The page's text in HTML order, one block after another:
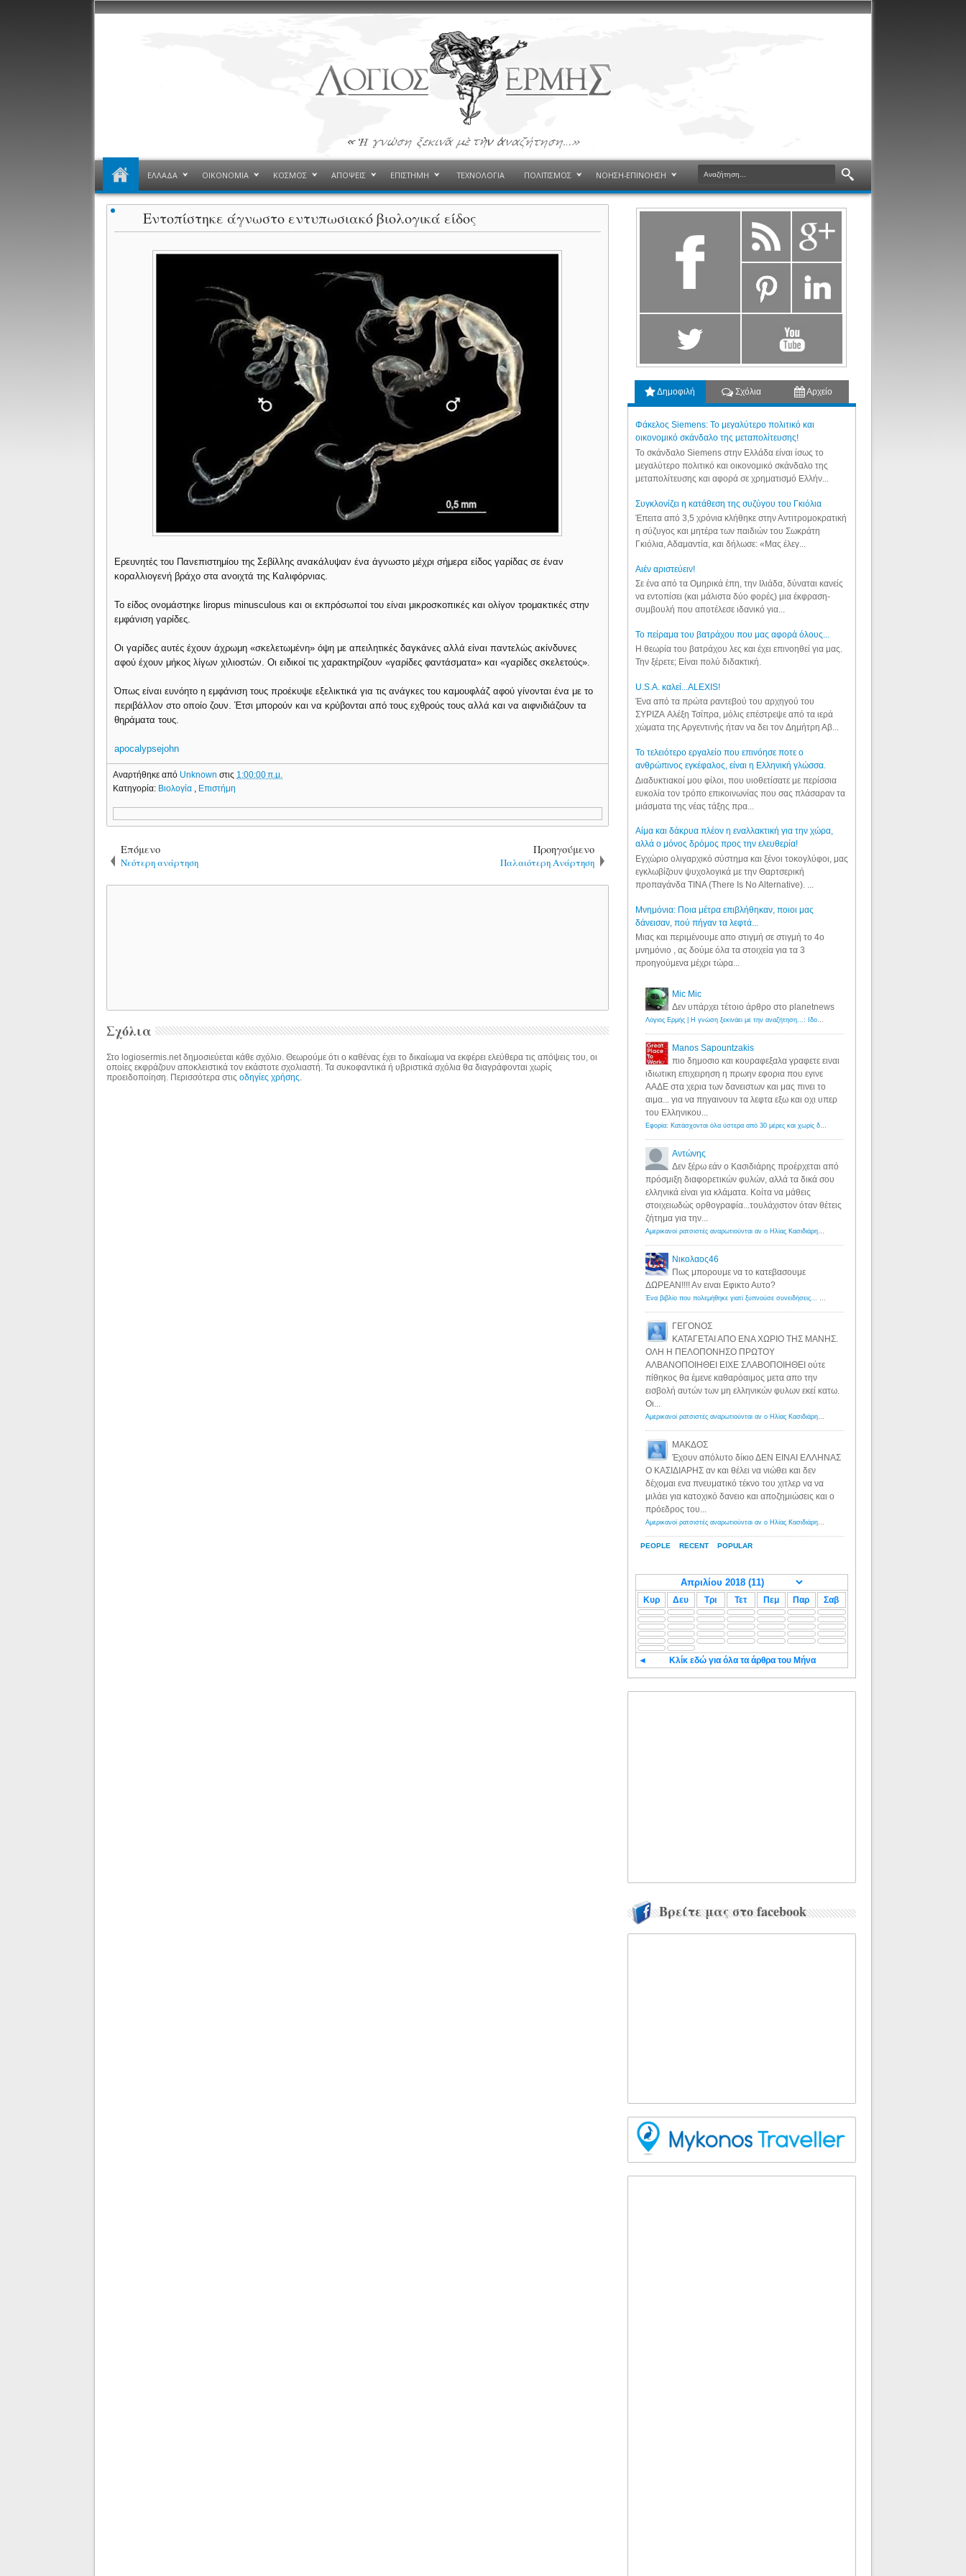
ΕΛΛΑΔΑ ΟΙΚΟΝΟΜΙΑ ΚΟΣΜΟΣ ΑΠΟΨΕΙΣ ΕΠΙΣΤΗΜΗ ΤΕΧΝΟΛΟΓΙΑ ΠΟΛΙΤΙΣΜΟΣ ΝΟΗΣΗ-ΕΠΙΝΟΗΣΗ
Εντοπίστηκε άγνωστο εντυπωσιακό βιολογικά είδος
Ερευνητές του Πανεπιστημίου της Σεβίλλης ανακάλυψαν ένα άγνωστο μέχρι σήμερα είδος γαρίδας σε έναν
κοραλλιογενή βράχο στα ανοιχτά της Καλιφόρνιας.
Το είδος ονομάστηκε liropus minusculous και οι εκπρόσωποί του είναι μικροσκοπικές και ολίγον τρομακτικές στην
εμφάνιση γαρίδες.
Οι γαρίδες αυτές έχουν άχρωμη «σκελετωμένη» όψη με απειλητικές δαγκάνες αλλά είναι παντελώς ακίνδυνες
αφού έχουν μήκος λίγων χιλιοστών. Οι ειδικοί τις χαρακτηρίζουν «γαρίδες φαντάσματα» και «γαρίδες σκελετούς».
Όπως είναι ευνόητο η εμφάνιση τους προέκυψε εξελικτικά για τις ανάγκες του καμουφλάζ αφού γίνονται ένα με το
περιβάλλον στο οποίο ζουν. Έτσι μπορούν και να κρύβονται από τους εχθρούς τους αλλά και να αιφνιδιάζουν τα
θηράματα τους.
apocalypsejohn
Αναρτήθηκε από Unknownστις 1:00:00 π.μ.
Κατηγορία: Βιολογία Επιστήμη
Επόμενο
Νεότερη ανάρτηση
Προηγούμενο
Παλαιότερη Ανάρτηση
Σχόλια
Στο logiosermis.net δημοσιεύεται κάθε σχόλιο. Θεωρούμε ότι ο καθένας έχει το δικαίωμα να εκφέρει ελεύθερα τις απόψεις του, οι
οποίες εκφράζουν αποκλειστικά τον εκάστοτε σχολιαστή. Τα συκοφαντικά ή υβριστικά σχόλια θα διαγράφονται χωρίς
προειδοποίηση. Περισσότερα στιςοδηγίες χρήσης
Δημοφιλή Σχόλια Αρχείο
Φάκελος Siemens: Το μεγαλύτερο πολιτικό και
οικονομικό σκάνδαλο της μεταπολίτευσης!
Το σκάνδαλο Siemens στην Ελλάδα είναι ίσως το
μεγαλύτερο πολιτικό και οικονομικό σκάνδαλο της
μεταπολίτευσης και αφορά σε χρηματισμό Ελλήν...
Συγκλονίζει η κατάθεση της συζύγου του Γκιόλια
Έπειτα από 3,5 χρόνια κλήθηκε στην Αντιτρομοκρατική
η σύζυγος και μητέρα των παιδιών του Σωκράτη
Γκιόλια, Αδαμαντία, και δήλωσε: «Μας έλεγ...
Aιέν αριστεύειν!
Σε ένα από τα Ομηρικά έπη, την Ιλιάδα, δύναται κανείς
να εντοπίσει (και μάλιστα δύο φορές) μια έκφραση-
συμβουλή που αποτέλεσε ιδανικό για...
Το πείραμα του βατράχου που μας αφορά όλους...
Η θεωρία του βατράχου λες και έχει επινοηθεί για μας.
Την ξέρετε; Είναι πολύ διδακτική.
U.S.A. καλεί...ALEXIS!
Ένα από τα πρώτα ραντεβού του αρχηγού του
ΣΥΡΙΖΑ Αλέξη Τσίπρα, μόλις επέστρεψε από τα ιερά
χώματα της Αργεντινής ήταν να δει τον Δημήτρη Αβ...
Το τελειότερο εργαλείο που επινόησε ποτε ο
ανθρώπινος εγκέφαλος, είναι η Ελληνική γλώσσα.
Διαδυκτιακοί μου φίλοι, που υιοθετίσατε με περίσσια
ευκολία τον τρόπο επικοινωνίας που σας πλάσαραν τα
μιάσματα της νέας τάξης πρα...
Αίμα και δάκρυα πλέον η εναλλακτική για την χώρα,
αλλά ο μόνος δρόμος προς την ελευθερία!
Εγχώριο ολιγαρχικό σύστημα και ξένοι τοκογλύφοι, μας
εγκλωβίζουν ψυχολογικά με την Θαρτσερική
προπαγάνδα TINA (There Is No Alternative). ...
Μνημόνια: Ποια μέτρα επιβλήθηκαν, ποιοι μας
δάνεισαν, πού πήγαν τα λεφτά...
Μιας και περιμένουμε απο στιγμή σε στιγμή το 4ο
μνημόνιο , ας δούμε όλα τα στοιχεία για τα 3
προηγούμενα μέχρι τώρα...
PEOPLE RECENT POPULAR
Mic Mic
Δεν υπάρχει τέτοιο άρθρο στο planetnews
Λόγιος Ερμής | Η γνώση ξεκινάει με την αναζήτηση...: Ιδού οι 18 που χρωστούν 11 δις ευρώ!
Manos Sapountzakis
πιο δημοσιο και κουραφεξαλα γραφετε ειναι
ιδιωτικη επιχειρηση η πρωην εφορια που εγινε
ΑΑΔΕ στα χερια των δανειστων και μας πινει το
αιμα... για να πηγαινουν τα λεφτα εξω και οχι υπερ
του Ελληνικου...
Εφορία: Κατάσχονται όλα ύστερα από 30 μέρες και χωρίς δικαστικές αποφάσεις - Λόγιος Ερμής
Αντώνης
Δεν ξέρω εάν ο Κασιδιάρης προέρχεται από
πρόσμιξη διαφορετικών φυλών, αλλά τα δικά σου
ελληνικά είναι για κλάματα. Κοίτα να μάθεις
στοιχειωδώς ορθογραφία...τουλάχιστον όταν θέτεις
ζήτημα για την...
Αμερικανοί ρατσιστές αναρωτιούνται αν ο Ηλίας Κασιδιάρης ανήκει στη λευκή φυλή... - Λόγιος Ερμής
Νικολαος46
Πως μπορουμε να το κατεβασουμε
ΔΩΡΕΑΝ!!!! Αν ειναι Εφικτο Αυτο?
Ένα βιβλίο που πολεμήθηκε γιατί ξυπνούσε συνειδήσεις... - Λόγιος Ερμής | Η γνώση ξεκινάει με την αναζήτηση...
ΓΕΓΟΝΟΣ
ΚΑΤΑΓΕΤΑΙ ΑΠΟ ΕΝΑ ΧΩΡΙΟ ΤΗΣ ΜΑΝΗΣ.
ΟΛΗ Η ΠΕΛΟΠΟΝΗΣΟ ΠΡΩΤΟΥ
ΑΛΒΑΝΟΠΟΙΗΘΕΙ ΕΙΧΕ ΣΛΑΒΟΠΟΙΗΘΕΙ ούτε
πίθηκος θα έμενε καθαρόαιμος μετα απο την
εισβολή αυτών των μη ελληνικών φυλων εκεί κατω.
Οι...
Αμερικανοί ρατσιστές αναρωτιούνται αν ο Ηλίας Κασιδιάρης ανήκει στη λευκή φυλή... - Λόγιος Ερμής
ΜΑΚΔΟΣ
Έχουν απόλυτο δίκιο ΔΕΝ ΕΙΝΑΙ ΕΛΛΗΝΑΣ
Ο ΚΑΣΙΔΙΑΡΗΣ αν και θέλει να νιώθει και δεν
δέχομαι ενα πνευματικό τέκνο του χιτλερ να να
μιλάει για κατοχικό δανειο και αποζημιώσεις και ο
πρόεδρος του...
Αμερικανοί ρατσιστές αναρωτιούνται αν ο Ηλίας Κασιδιάρης ανήκει στη λευκή φυλή... - Λόγιος Ερμής
Κυρ Δευ Τρι Τετ Πεμ Παρ Σαβ
◄ Κλίκ εδώ για όλα τα άρθρα του Μήνα
Βρείτε μας στο facebook